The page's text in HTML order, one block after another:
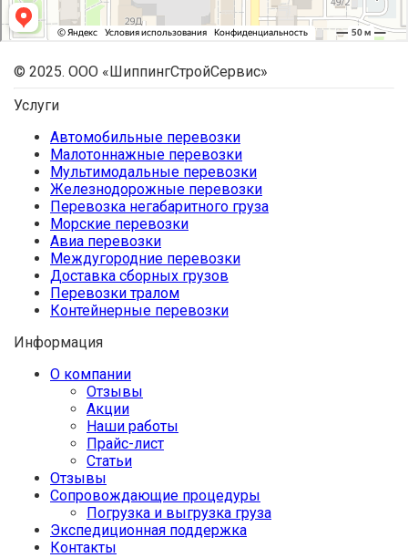
© 2025. ООО «ШиппингСтройСервис»
Услуги
Автомобильные перевозки
Малотоннажные перевозки
Мультимодальные перевозки
Железнодорожные перевозки
Перевозка негабаритного груза
Морские перевозки
Авиа перевозки
Междугородние перевозки
Доставка сборных грузов
Перевозки тралом
Контейнерные перевозки
Информация
О компании
Отзывы
Акции
Наши работы
Прайс-лист
Статьи
Отзывы
Сопровождающие процедуры
Погрузка и выгрузка груза
Экспедиционная поддержка
Контакты